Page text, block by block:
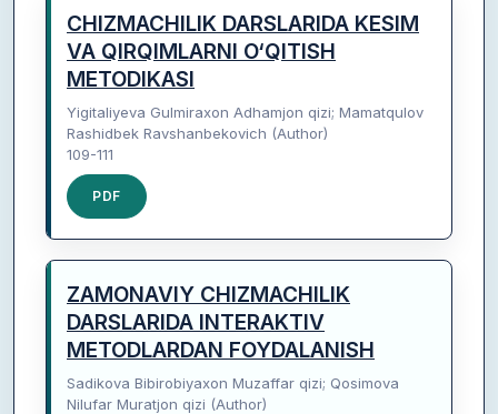
CHIZMACHILIK DARSLARIDA KESIM
VA QIRQIMLARNI O‘QITISH
METODIKASI
Yigitaliyeva Gulmiraxon Adhamjon qizi; Mamatqulov
Rashidbek Ravshanbekovich (Author)
109-111
PDF
ZAMONAVIY CHIZMACHILIK
DARSLARIDA INTERAKTIV
METODLARDAN FOYDALANISH
Sadikova Bibirobiyaxon Muzaffar qizi; Qosimova
Nilufar Muratjon qizi (Author)